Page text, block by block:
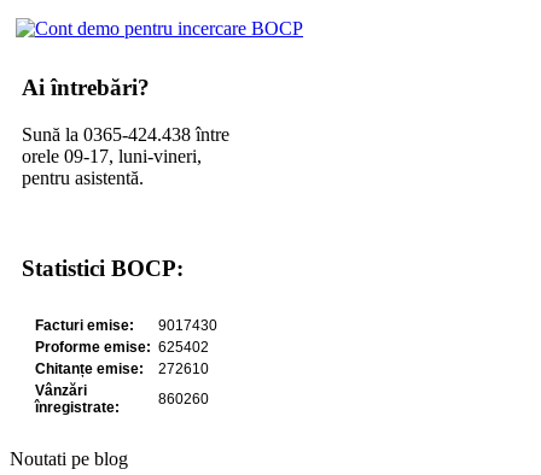
Ai întrebări?
Sună la 0365-424.438 între
orele 09-17, luni-vineri,
pentru asistentă.
Statistici BOCP:
Noutati pe blog